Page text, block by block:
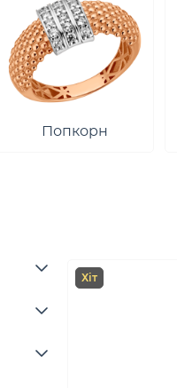
Попкорн
Хіт